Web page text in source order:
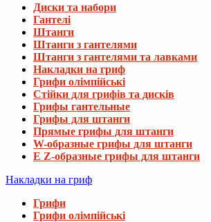
Диски та набори
Гантелі
Штанги
Штанги з гантелями
Штанги з гантелями та лавками
Накладки на гриф
Грифи олімпійські
Стійки для грифів та дисків
Грифы гантельные
Грифы для штанги
Прямые грифы для штанги
W-образные грифы для штанги
E Z-образные грифы для штанги
Накладки на гриф
Грифи
Грифи олімпійські